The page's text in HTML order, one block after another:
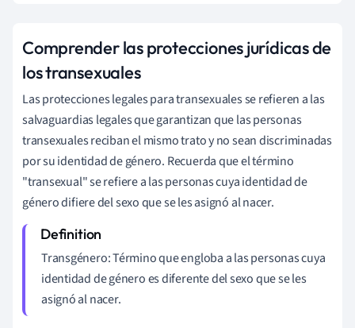
Comprender las protecciones jurídicas de
los transexuales
Las protecciones legales para transexuales se refieren a las
salvaguardias legales que garantizan que las personas
transexuales reciban el mismo trato y no sean discriminadas
por su identidad de género. Recuerda que el término
"transexual" se refiere a las personas cuya identidad de
género difiere del sexo que se les asignó al nacer.
Transgénero: Término que engloba a las personas cuya
identidad de género es diferente del sexo que se les
asignó al nacer.